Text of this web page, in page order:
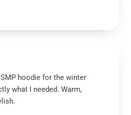
hoodie for the winter
what I needed. Warm,